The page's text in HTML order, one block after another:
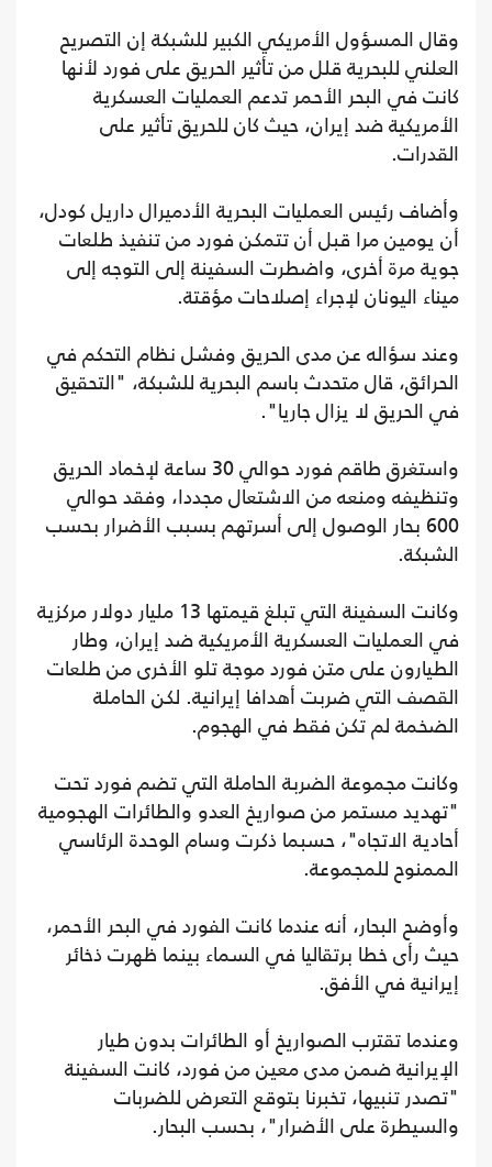
وقال المسؤول الأمريكي الكبير للشبكة إن التصريح
العلني للبحرية قلل من تأثير الحريق على فورد لأنها
كانت في البحر الأحمر تدعم العمليات العسكرية
الأمريكية ضد إيران، حيث كان للحريق تأثير على
القدرات.
وأضاف رئيس العمليات البحرية الأدميرال داريل كودل،
أن يومين مرا قبل أن تتمكن فورد من تنفيذ طلعات
جوية مرة أخرى، واضطرت السفينة إلى التوجه إلى
ميناء اليونان لإجراء إصلاحات مؤقتة.
وعند سؤاله عن مدى الحريق وفشل نظام التحكم في
الحرائق، قال متحدث باسم البحرية للشبكة، "التحقيق
في الحريق لا يزال جاريا".
واستغرق طاقم فورد حوالي 30 ساعة لإخماد الحريق
وتنظيفه ومنعه من الاشتعال مجددا، وفقد حوالي
600 بحار الوصول إلى أسرتهم بسبب الأضرار بحسب
الشبكة.
وكانت السفينة التي تبلغ قيمتها 13 مليار دولار مركزية
في العمليات العسكرية الأمريكية ضد إيران، وطار
الطيارون على متن فورد موجة تلو الأخرى من طلعات
القصف التي ضربت أهدافا إيرانية. لكن الحاملة
الضخمة لم تكن فقط في الهجوم.
وكانت مجموعة الضربة الحاملة التي تضم فورد تحت
"تهديد مستمر من صواريخ العدو والطائرات الهجومية
أحادية الاتجاه"، حسبما ذكرت وسام الوحدة الرئاسي
الممنوح للمجموعة.
وأوضح البحار، أنه عندما كانت الفورد في البحر الأحمر،
حيث رأى خطا برتقاليا في السماء بينما ظهرت ذخائر
إيرانية في الأفق.
وعندما تقترب الصواريخ أو الطائرات بدون طيار
الإيرانية ضمن مدى معين من فورد، كانت السفينة
"تصدر تنبيها، تخبرنا بتوقع التعرض للضربات
والسيطرة على الأضرار"، بحسب البحار.